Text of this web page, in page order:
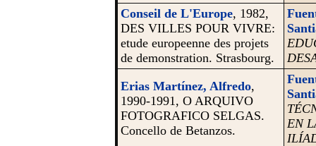
Conseil de L'Europe, 1982,
DES VILLES POUR VIVRE:
etude europeenne des projets
de demonstration. Strasbourg.
Erias Martínez, Alfredo,
1990-1991, O ARQUIVO
FOTOGRAFICO SELGAS.
Concello de Betanzos.
EN